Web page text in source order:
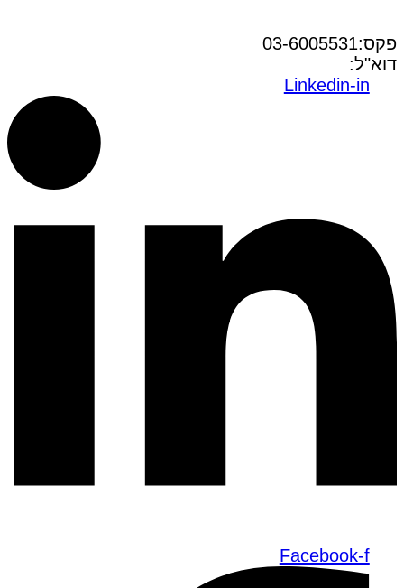
פקס:03-6005531
דוא"ל:
Linkedin-in
Facebook-f